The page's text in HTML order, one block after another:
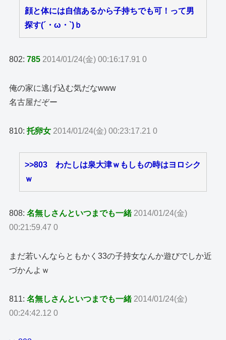
顔と体には自信あるから子持ちでも可！って男
探す(´・ω・`)ｂ
802:785 2014/01/24(金) 00:16:17.91 0
俺の家に逃げ込む気だなwww
名古屋だぞー
810:托卵女 2014/01/24(金) 00:23:17.21 0
>>803 わたしは泉大津ｗもしもの時はヨロシク
ｗ
808:名無しさんといつまでも一緒 2014/01/24(金)
00:21:59.47 0
まだ若いんならともかく33の子持女なんか遊びでしか近
づかんよｗ
811:名無しさんといつまでも一緒 2014/01/24(金)
00:24:42.12 0